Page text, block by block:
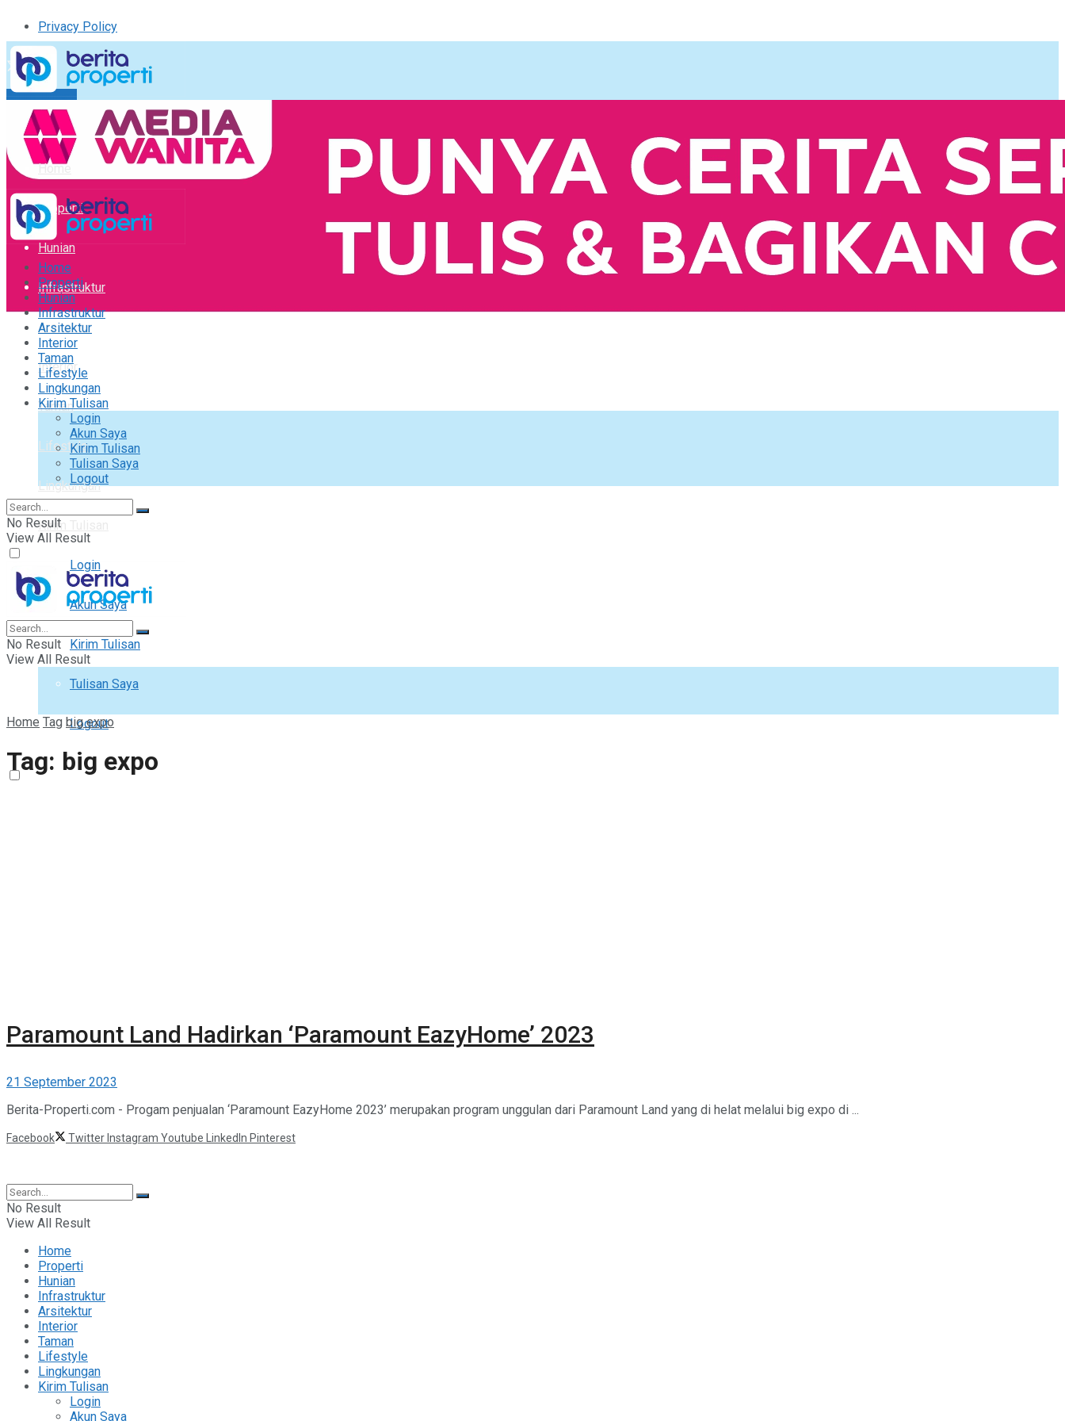
Privacy Policy
Kirim Tulisan
Tulisan Saya
Logout
Home
Properti
Hunian
Infrastruktur
Arsitektur
Interior
Taman
Lifestyle
Lingkungan
Kirim Tulisan
Login
Akun Saya
Kirim Tulisan
Tulisan Saya
Logout
Home
Properti
Hunian
Infrastruktur
Arsitektur
Interior
Taman
Lifestyle
Lingkungan
Kirim Tulisan
Login
Akun Saya
Kirim Tulisan
Tulisan Saya
Logout
No Result
View All Result
No Result
View All Result
Home Tag big expo
Tag: big expo
Paramount Land Hadirkan ‘Paramount EazyHome’ 2023
21 September 2023
Berita-Properti.com - Progam penjualan ‘Paramount EazyHome 2023’ merupakan program unggulan dari Paramount Land yang di helat melalui big expo di ...
Facebook Twitter Instagram Youtube LinkedIn Pinterest
No Result
View All Result
Home
Properti
Hunian
Infrastruktur
Arsitektur
Interior
Taman
Lifestyle
Lingkungan
Kirim Tulisan
Login
Akun Saya